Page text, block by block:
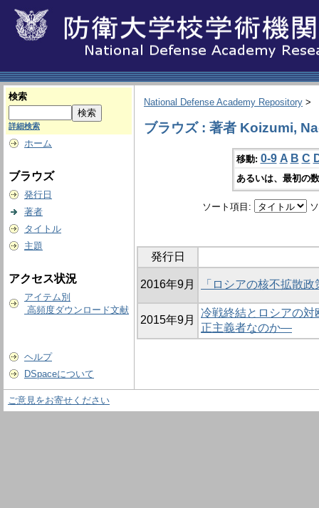
検索
詳細検索
ホーム
ブラウズ
発行日
著者
タイトル
主題
アクセス状況
アイテム別
高頻度ダウンロード文献
ヘルプ
DSpaceについて
National Defense Academy Repository >
ブラウズ : 著者 Koizumi,
移動: 0-9 A B C
あるいは、最初の
ソート項目:
発行日
2016年9月 「ロシアの核不拡散
2015年9月
冷戦終結とロシアの
正主義者なのか―
ご意見をお寄せください